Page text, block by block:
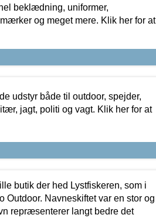
beklædning, uniformer,
og meget mere. Klik her for at
udstyr både til outdoor, spejder,
jagt, politi og vagt. Klik her for at
butik der hed Lystfiskeren, som i
Outdoor. Navneskiftet var en stor og
repræsenterer langt bedre det